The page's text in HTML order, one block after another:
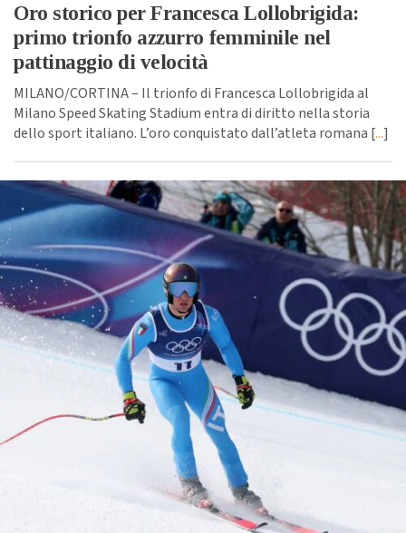
Oro storico per Francesca Lollobrigida:
primo trionfo azzurro femminile nel
pattinaggio di velocità
MILANO/CORTINA – Il trionfo di Francesca Lollobrigida al
Milano Speed Skating Stadium entra di diritto nella storia
dello sport italiano. L’oro conquistato dall’atleta romana [...]